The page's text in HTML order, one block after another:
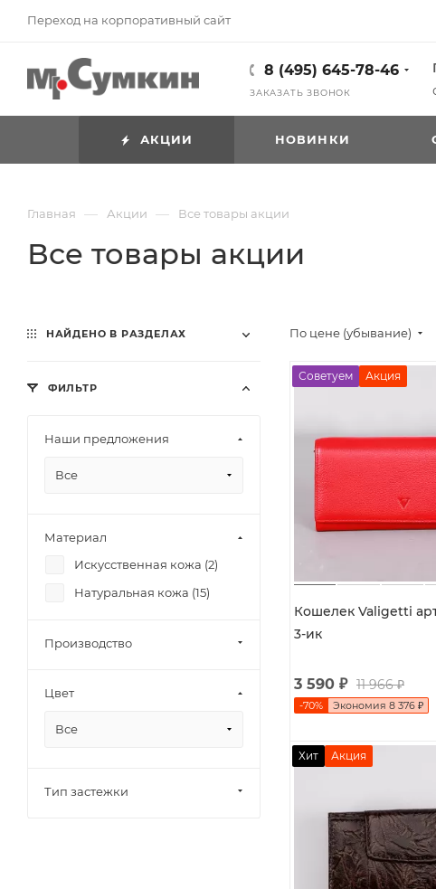
Переход на корпоративный сайт
8 (495) 645-78-46
ЗАКАЗАТЬ ЗВОНОК
АКЦИИ НОВИНКИ
Главная — Акции — Все товары акции
Все товары акции
По цене (убывание)
Советуем Акция
Кошелек Valigetti
3-ик
3 590 ₽ 11 966₽
-70% Экономия 8 376 ₽
Хит Акция
НАЙДЕНО В РАЗДЕЛАХ
ФИЛЬТР
Наши предложения
Все
Материал
Искусственная кожа (2)
Натуральная кожа (15)
Производство
Цвет
Все
Тип застежки